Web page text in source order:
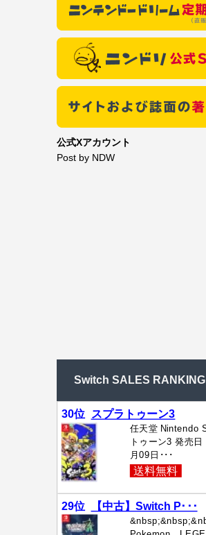
公式Xアカウント
Post by NDW
Switch SALES RANKING